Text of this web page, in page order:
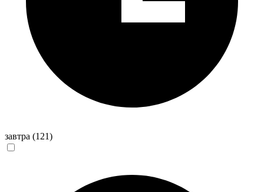
завтра (121)